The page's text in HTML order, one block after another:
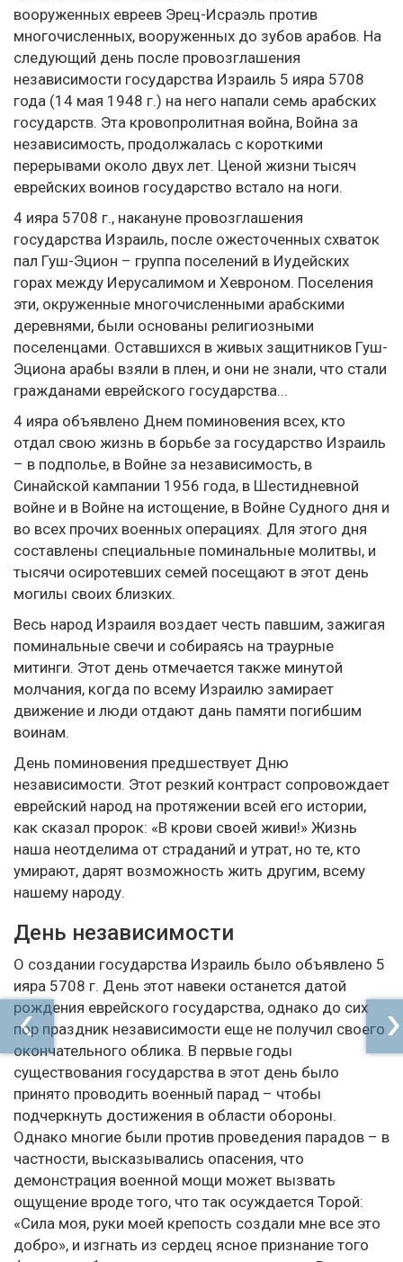
вооруженных евреев Эрец-Исраэль против
многочисленных, вооруженных до зубов арабов. На
следующий день после провозглашения
независимости государства Израиль 5 ияра 5708
года (14 мая 1948 г.) на него напали семь арабских
государств. Эта кровопролитная война, Война за
независимость, продолжалась с короткими
перерывами около двух лет. Ценой жизни тысяч
еврейских воинов государство встало на ноги.
4 ияра 5708 г., накануне провозглашения
государства Израиль, после ожесточенных схваток
пал Гуш-Эцион – группа поселений в Иудейских
горах между Иерусалимом и Хевроном. Поселения
эти, окруженные многочисленными арабскими
деревнями, были основаны религиозными
поселенцами. Оставшихся в живых защитников Гуш-
Эциона арабы взяли в плен, и они не знали, что стали
гражданами еврейского государства...
4 ияра объявлено Днем поминовения всех, кто
отдал свою жизнь в борьбе за государство Израиль
– в подполье, в Войне за независимость, в
Синайской кампании 1956 года, в Шестидневной
войне и в Войне на истощение, в Войне Судного дня и
во всех прочих военных операциях. Для этого дня
составлены специальные поминальные молитвы, и
тысячи осиротевших семей посещают в этот день
могилы своих близких.
Весь народ Израиля воздает честь павшим, зажигая
поминальные свечи и собираясь на траурные
митинги. Этот день отмечается также минутой
молчания, когда по всему Израилю замирает
движение и люди отдают дань памяти погибшим
воинам.
День поминовения предшествует Дню
независимости. Этот резкий контраст сопровождает
еврейский народ на протяжении всей его истории,
как сказал пророк: «В крови своей живи!» Жизнь
наша неотделима от страданий и утрат, но те, кто
умирают, дарят возможность жить другим, всему
нашему народу.
День независимости
О создании государства Израиль было объявлено 5
ияра 5708 г. День этот навеки останется датой
рождения еврейского государства, однако до сих
пор праздник независимости еще не получил своего
окончательного облика. В первые годы
существования государства в этот день было
принято проводить военный парад – чтобы
подчеркнуть достижения в области обороны.
Однако многие были против проведения парадов – в
частности, высказывались опасения, что
демонстрация военной мощи может вызвать
ощущение вроде того, что так осуждается Торой:
«Сила моя, руки моей крепость создали мне все это
добро», и изгнать из сердец ясное признание того